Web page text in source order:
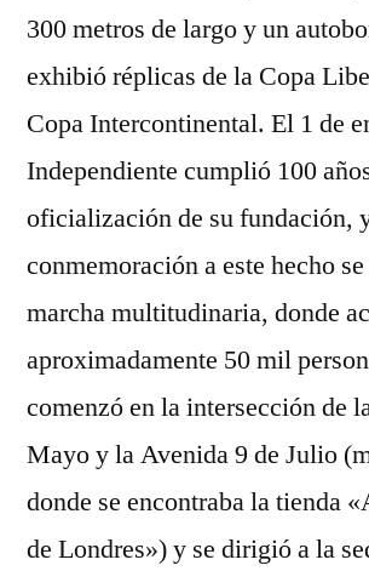
300 metros de largo y un
exhibió réplicas de la Copa
Copa Intercontinental. El 1 de
Independiente cumplió 100
oficialización de su fundación,
conmemoración a este hecho
marcha multitudinaria, donde
aproximadamente 50 mil
comenzó en la intersección de
Mayo y la Avenida 9 de Julio
donde se encontraba la tienda
de Londres») y se dirigió a la